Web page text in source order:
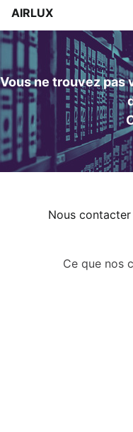
AIRLUX
Vous ne trouvez pas
Nous
Ce que nos